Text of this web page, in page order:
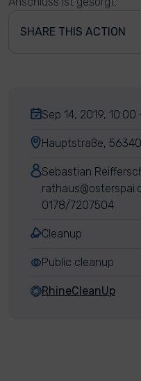
SHARE THIS ACTION
Sep 14, 2019, 10:00
Hauptstraße,
Sebastian
0178/7207504
Cleanup
Public cleanup
RhineCleanUp